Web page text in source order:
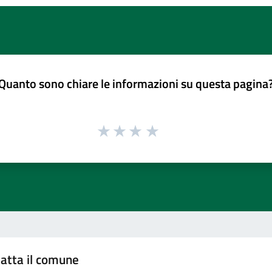
sono chiare le informazioni su questa
il comune